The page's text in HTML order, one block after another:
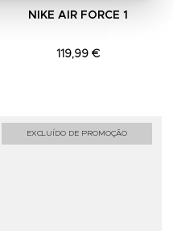
NIKE AIR FORCE 1
119,99 €
Adicionar aos Favoritos
EXCLUÍDO DE PROMOÇÃO